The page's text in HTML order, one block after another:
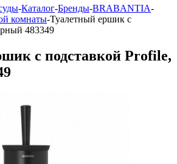
-Каталог-Бренды-BRABANTIA-
комнаты-Туалетный ершик с
483349
с подставкой Profile,